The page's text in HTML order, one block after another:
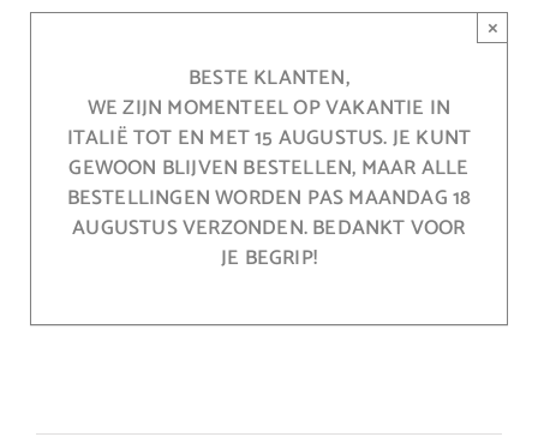
BESTE KLANTEN,
WE ZIJN MOMENTEEL OP VAKANTIE IN
ITALIË TOT EN MET 15 AUGUSTUS. JE KUNT
GEWOON BLIJVEN BESTELLEN, MAAR ALLE
BESTELLINGEN WORDEN PAS MAANDAG 18
AUGUSTUS VERZONDEN. BEDANKT VOOR
JE BEGRIP!
×